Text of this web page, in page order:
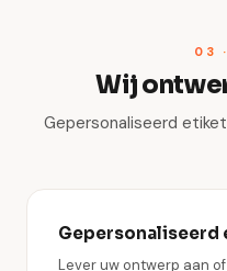
03
Wij
Gepersonaliseerd
Gepersonaliseerd
Lever uw ontwerp aan